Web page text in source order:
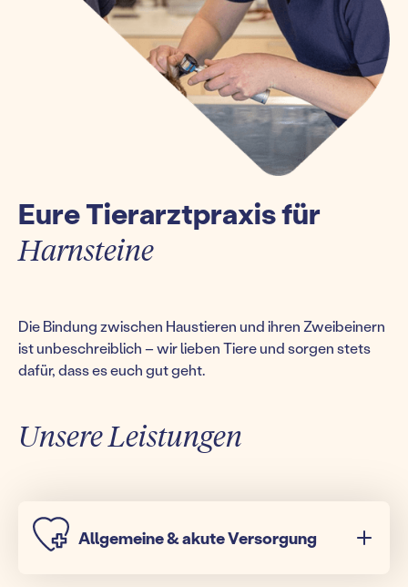
Eure Tierarztpraxis für
Harnsteine
Die Bindung zwischen Haustieren und ihren Zweibeinern
ist unbeschreiblich – wir lieben Tiere und sorgen stets
dafür, dass es euch gut geht.
Unsere Leistungen
Allgemeine & akute Versorgung